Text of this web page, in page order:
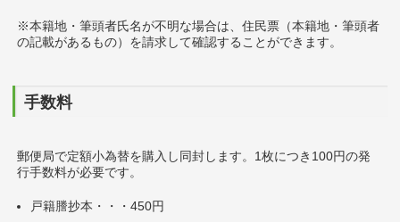
※本籍地・筆頭者氏名が不明な場合は、住民票（本籍地・筆頭者
の記載があるもの）を請求して確認することができます。
手数料
郵便局で定額小為替を購入し同封します。1枚につき100円の発
行手数料が必要です。
戸籍謄抄本・・・450円